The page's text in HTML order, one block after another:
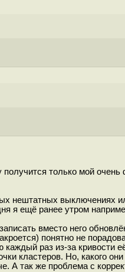
только мой
выключениях
я ещё ранее утром
вместо него
понятно не
раз из-за кривости
кластеров. Но, какого
А так же проблема с